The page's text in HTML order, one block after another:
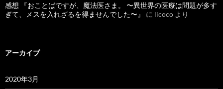
感想 『おことばですが、魔法医さま。 〜異世界の医療は問題が多す
ぎて、メスを入れざるを得ませんでした〜』
に licoco より
アーカイブ
2020年3月